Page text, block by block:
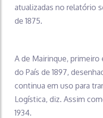
atualizadas no relatório
de 1875.
A de Mairinque,
do País de 1897,
continua em uso para
Logística, diz. Assim
1934.